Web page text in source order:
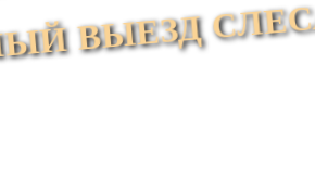
ВЫЕЗД